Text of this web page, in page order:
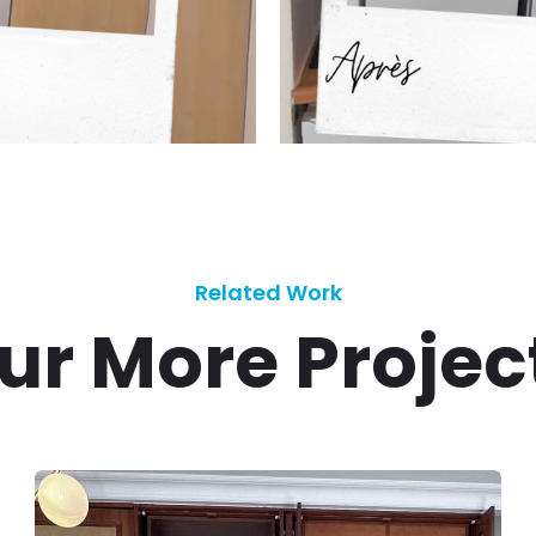
Related Work
More